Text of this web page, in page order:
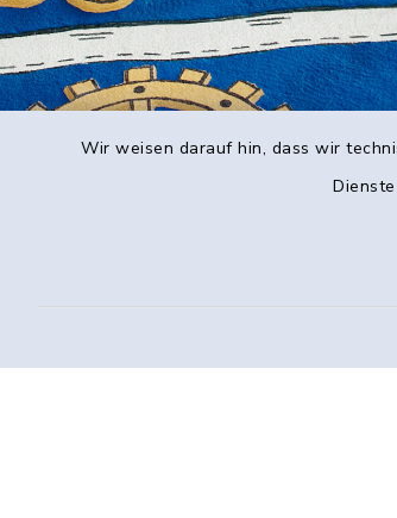
Wir weisen darauf hin, dass wir